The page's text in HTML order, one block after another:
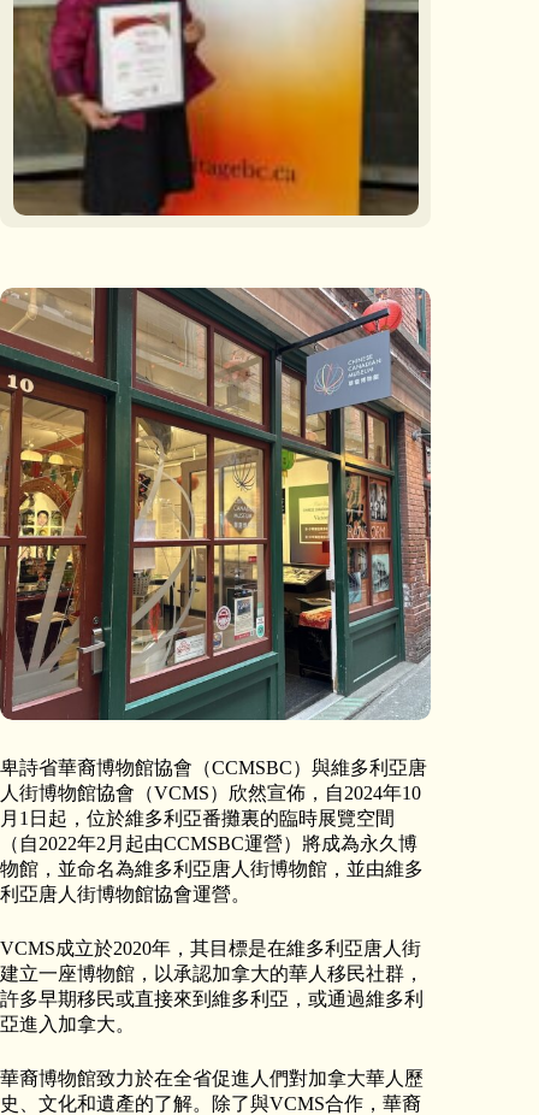
卑詩省華裔博物館協會（CCMSBC）與維多利亞唐
人街博物館協會（VCMS）欣然宣佈，自2024年10
月1日起，位於維多利亞番攤裏的臨時展覽空間
（自2022年2月起由CCMSBC運營）將成為永久博
物館，並命名為維多利亞唐人街博物館，並由維多
利亞唐人街博物館協會運營。
VCMS成立於2020年，其目標是在維多利亞唐人街
建立一座博物館，以承認加拿大的華人移民社群，
許多早期移民或直接來到維多利亞，或通過維多利
亞進入加拿大。
華裔博物館致力於在全省促進人們對加拿大華人歷
史、文化和遺產的了解。除了與VCMS合作，華裔